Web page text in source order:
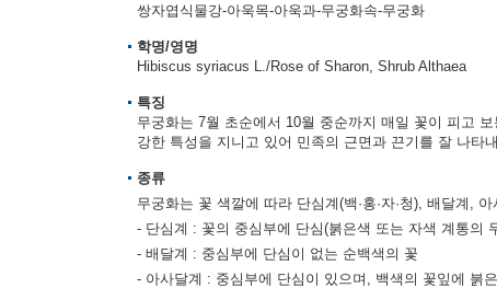
쌍자엽식물강-아욱목-아욱과-무궁화속-무궁화
학명/영명
Hibiscus syriacus L./Rose of Sharon, Shrub Althaea
특징
무궁화는 7월 초순에서 10월 중순까지 매일 꽃이 피고
강한 특성을 지니고 있어 민족의 근면과 끈기를 잘 나타
종류
무궁화는 꽃 색깔에 따라 단심계(백·홍·자·청), 배달계,
- 단심계 : 꽃의 중심부에 단심(붉은색 또는 자색 계통의
- 배달계 : 중심부에 단심이 없는 순백색의 꽃
- 아사달계 : 중심부에 단심이 있으며, 백색의 꽃잎에 붉